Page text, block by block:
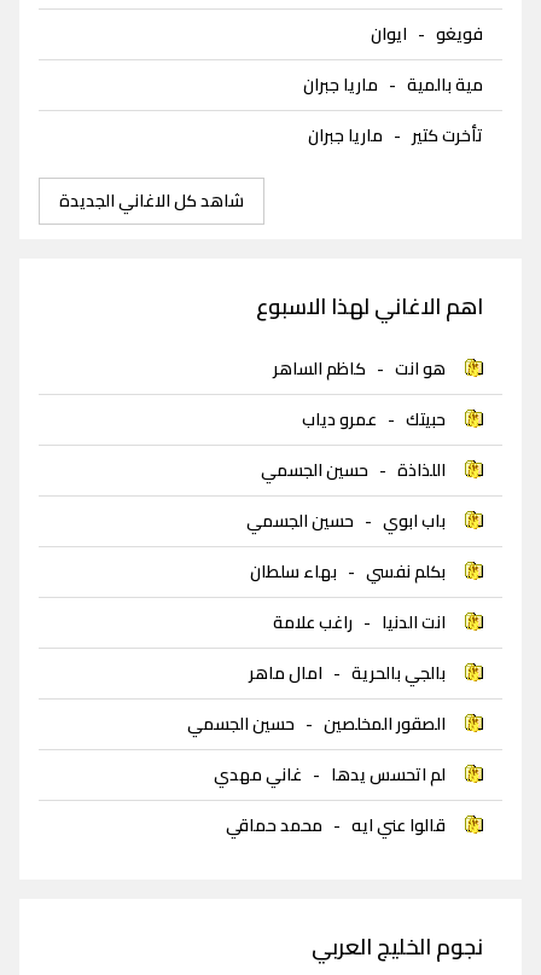
فويغو - ايوان
مية بالمية - ماريا جبران
تأخرت كتير - ماريا جبران
شاهد كل الاغاني الجديدة
اهم الاغاني لهذا الاسبوع
هو انت - كاظم الساهر
حبيتك - عمرو دياب
اللذاذة - حسين الجسمي
باب ابوي - حسين الجسمي
بكلم نفسي - بهاء سلطان
انت الدنيا - راغب علامة
بالجي بالحرية - امال ماهر
الصقور المخلصين - حسين الجسمي
لم اتحسس يدها - غاني مهدي
قالوا عني ايه - محمد حماقي
نجوم الخليج العربي